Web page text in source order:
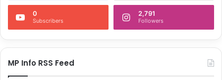
0
Subscribers
2,791
Followers
MP Info RSS Feed